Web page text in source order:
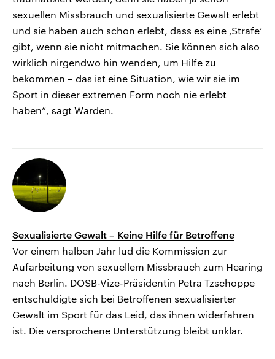
sexuellen Missbrauch und sexualisierte Gewalt erlebt
und sie haben auch schon erlebt, dass es eine ‚Strafe‘
gibt, wenn sie nicht mitmachen. Sie können sich also
wirklich nirgendwo hin wenden, um Hilfe zu
bekommen – das ist eine Situation, wie wir sie im
Sport in dieser extremen Form noch nie erlebt
haben“, sagt Warden.
Sexualisierte Gewalt – Keine Hilfe für Betroffene
Vor einem halben Jahr lud die Kommission zur
Aufarbeitung von sexuellem Missbrauch zum Hearing
nach Berlin. DOSB-Vize-Präsidentin Petra Tzschoppe
entschuldigte sich bei Betroffenen sexualisierter
Gewalt im Sport für das Leid, das ihnen widerfahren
ist. Die versprochene Unterstützung bleibt unklar.